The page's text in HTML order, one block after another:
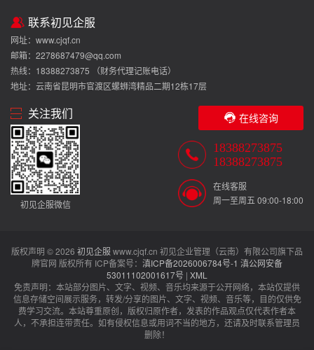
联系初见企服
网址：www.cjqf.cn
邮箱：2278687479@qq.com
热线：18388273875 （财务代理记账电话）
地址：云南省昆明市官渡区螺蛳湾精品二期12栋17层
关注我们
初见企服微信
在线咨询
18388273875
18388273875
在线客服
周一至周五 09:00-18:00
版权声明 © 2026 初见企服 www.cjqf.cn 初见企业管理（云南）有限公司旗下品
牌官网 版权所有 ICP备案号： 滇ICP备2026006784号-1 滇公网安备
53011102001617号 | XML
免责声明：本站部分图片、文字、视频、音乐均来源于公开网络，本站仅提供
信息存储空间展示服务，转发/分享的图片、文字、视频、音乐等，目的仅供免
费学习交流。本站尊重原创，版权归原作者，发表的作品观点仅代表作者本
人，不承担连带责任。如有侵权信息或用词不当的地方，还请及时联系管理员
删除！